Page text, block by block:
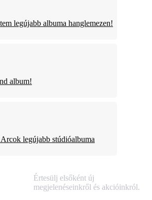
legújabb albuma hanglemezen!
album!
legújabb stúdióalbuma
Értesülj elsőként új
megjelenéseinkről és akcióinkról.